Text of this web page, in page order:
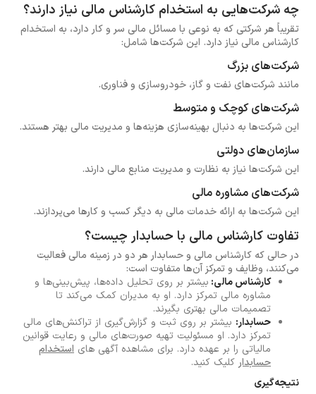
چه شرکت‌هایی به استخدام کارشناس مالی نیاز دارند؟
تقریباً هر شرکتی که به نوعی با مسائل مالی سر و کار دارد، به استخدام
کارشناس مالی نیاز دارد. این شرکت‌ها شامل:
شرکت‌های بزرگ
مانند شرکت‌های نفت و گاز، خودروسازی و فناوری.
شرکت‌های کوچک و متوسط
این شرکت‌ها به دنبال بهینه‌سازی هزینه‌ها و مدیریت مالی بهتر هستند.
سازمان‌های دولتی
این شرکت‌ها نیاز به نظارت و مدیریت منابع مالی دارند.
شرکت‌های مشاوره مالی
این شرکت‌ها به ارائه خدمات مالی به دیگر کسب و کارها می‌پردازند.
تفاوت کارشناس مالی با حسابدار چیست؟
در حالی که کارشناس مالی و حسابدار هر دو در زمینه مالی فعالیت
می‌کنند، وظایف و تمرکز آن‌ها متفاوت است:
کارشناس مالی: بیشتر بر روی تحلیل داده‌ها، پیش‌بینی‌ها و
مشاوره مالی تمرکز دارد. او به مدیران کمک می‌کند تا
تصمیمات مالی بهتری بگیرند.
حسابدار: بیشتر بر روی ثبت و گزارش‌گیری از تراکنش‌های مالی
تمرکز دارد. او مسئولیت تهیه صورت‌های مالی و رعایت قوانین
مالیاتی را بر عهده دارد. برای مشاهده آگهی های استخدام
حسابدار کلیک کنید.
نتیجه‌گیری